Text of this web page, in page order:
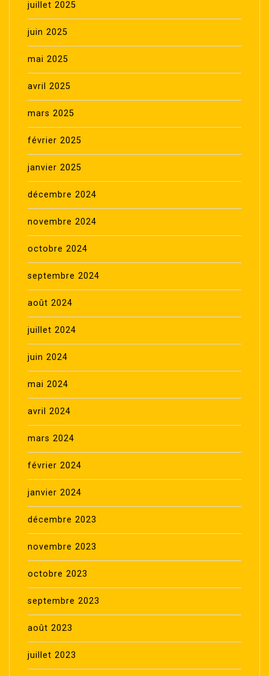
juillet 2025
juin 2025
mai 2025
avril 2025
mars 2025
février 2025
janvier 2025
décembre 2024
novembre 2024
octobre 2024
septembre 2024
août 2024
juillet 2024
juin 2024
mai 2024
avril 2024
mars 2024
février 2024
janvier 2024
décembre 2023
novembre 2023
octobre 2023
septembre 2023
août 2023
juillet 2023